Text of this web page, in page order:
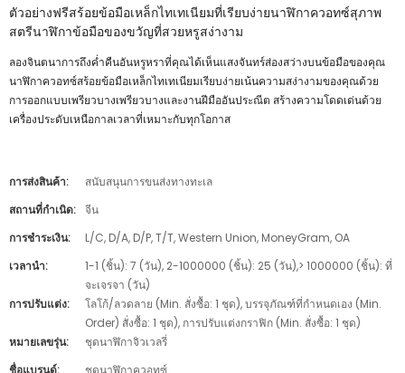
ตัวอย่างฟรีสร้อยข้อมือเหล็กไทเทเนียมที่เรียบง่ายนาฬิกาควอทซ์สุภาพ
สตรีนาฬิกาข้อมือของขวัญที่สวยหรูสง่างาม
ลองจินตนาการถึงค่ำคืนอันหรูหราที่คุณได้เห็นแสงจันทร์ส่องสว่างบนข้อมือของคุณ
นาฬิกาควอทซ์สร้อยข้อมือเหล็กไทเทเนียมเรียบง่ายเน้นความสง่างามของคุณด้วย
การออกแบบเพรียวบางเพรียวบางและงานฝีมืออันประณีต สร้างความโดดเด่นด้วย
เครื่องประดับเหนือกาลเวลาที่เหมาะกับทุกโอกาส
การส่งสินค้า:
สนับสนุนการขนส่งทางทะเล
สถานที่กำเนิด: จีน
การชำระเงิน:
L/C, D/A, D/P, T/T, Western Union, MoneyGram, OA
เวลานำ:
1-1 (ชิ้น): 7 (วัน), 2-1000000 (ชิ้น): 25 (วัน),> 1000000 (ชิ้น): ที่
จะเจรจา (วัน)
การปรับแต่ง:
โลโก้/ลวดลาย (Min. สั่งซื้อ: 1 ชุด), บรรจุภัณฑ์ที่กำหนดเอง (Min.
Order) สั่งซื้อ: 1 ชุด), การปรับแต่งกราฟิก (Min. สั่งซื้อ: 1 ชุด)
หมายเลขรุ่น:
ชุดนาฬิกาจิวเวลรี่
ชื่อแบรนด์:
ชุดนาฬิกาควอทซ์